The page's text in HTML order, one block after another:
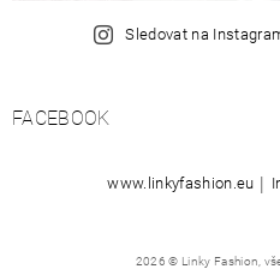
Sledovat na
FACEBOOK
www.linkyfashion.eu |
2026 © Linky Fashion,